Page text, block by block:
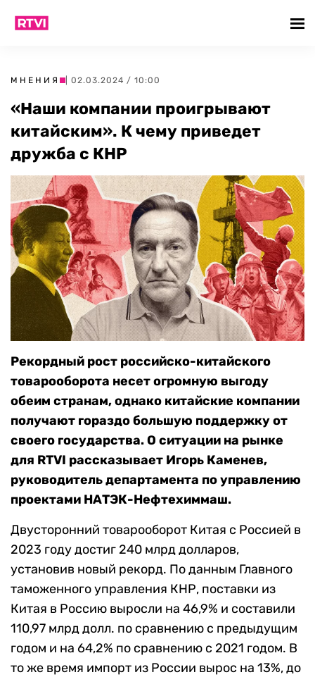
МНЕНИЯ | 02.03.2024 / 10:00
«Наши компании проигрывают
китайским». К чему приведет
дружба с КНР
Рекордный рост российско-китайского
товарооборота несет огромную выгоду
обеим странам, однако китайские компании
получают гораздо большую поддержку от
своего государства. О ситуации на рынке
для RTVI рассказывает Игорь Каменев,
руководитель департамента по управлению
проектами НАТЭК-Нефтехиммаш.
Двусторонний товарооборот Китая с Россией в
2023 году достиг 240 млрд долларов,
установив новый рекорд. По данным Главного
таможенного управления КНР, поставки из
Китая в Россию выросли на 46,9% и составили
110,97 млрд долл. по сравнению с предыдущим
годом и на 64,2% по сравнению с 2021 годом. В
то же время импорт из России вырос на 13%, до